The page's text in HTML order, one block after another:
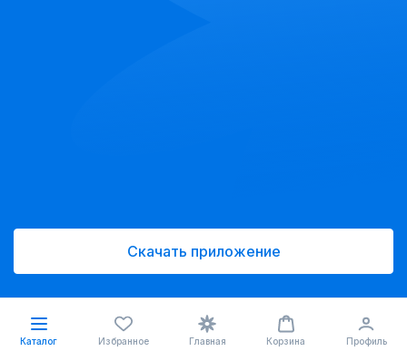
Скачать приложение
Каталог Избранное Главная Корзина Профиль